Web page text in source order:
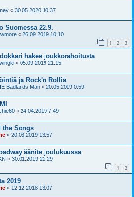
« 30.05.2020 10:37
Suomessa 22.9.
« 26.09.2019 10:10
1 2 3
hakee joukkorahoitusta
« 05.09.2019 21:15
ja Rock'n Rollia
Badlands Man « 20.05.2019 0:59
« 24.04.2019 7:49
the Songs
« 20.03.2019 13:57
äänite joulukuussa
« 30.01.2019 22:29
1 2
2019
« 12.12.2018 13:07